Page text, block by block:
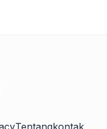
Tentangkontak